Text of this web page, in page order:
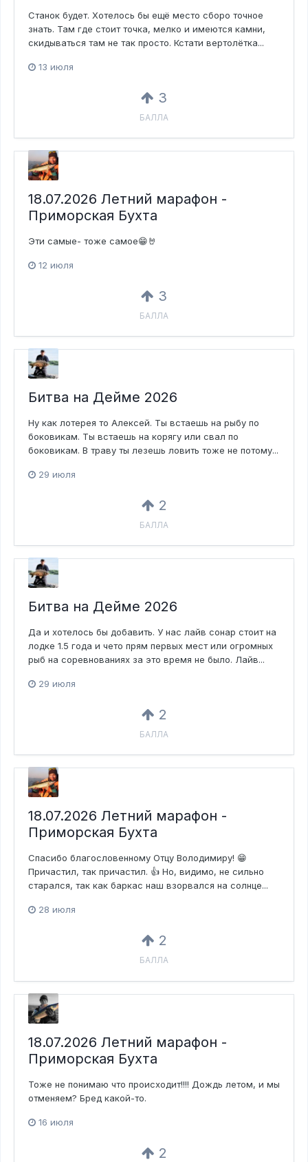
Станок будет. Хотелось бы ещё место сборо точное
знать. Там где стоит точка, мелко и имеются камни,
скидываться там не так просто. Кстати вертолётка...
13 июля
3
БАЛЛА
18.07.2026 Летний марафон -
Приморская Бухта
Эти самые- тоже самое😁🤘
12 июля
3
БАЛЛА
Битва на Дейме 2026
Ну как лотерея то Алексей. Ты встаешь на рыбу по
боковикам. Ты встаешь на корягу или свал по
боковикам. В траву ты лезешь ловить тоже не потому...
29 июля
2
БАЛЛА
Битва на Дейме 2026
Да и хотелось бы добавить. У нас лайв сонар стоит на
лодке 1.5 года и чето прям первых мест или огромных
рыб на соревнованиях за это время не было. Лайв...
29 июля
2
БАЛЛА
18.07.2026 Летний марафон -
Приморская Бухта
Спасибо благословенному Отцу Володимиру! 😁
Причастил, так причастил. 👍 Но, видимо, не сильно
старался, так как баркас наш взорвался на солнце...
28 июля
2
БАЛЛА
18.07.2026 Летний марафон -
Приморская Бухта
Тоже не понимаю что происходит!!!! Дождь летом, и мы
отменяем? Бред какой-то.
16 июля
2